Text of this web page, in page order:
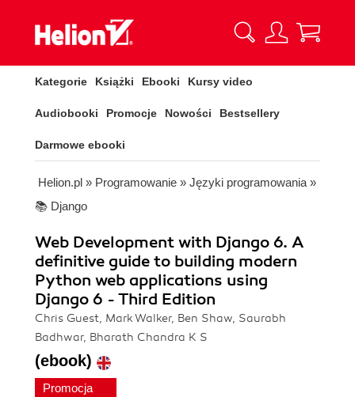
Kategorie Książki Ebooki Kursy video
Audiobooki Promocje Nowości Bestsellery
Darmowe ebooki
Helion.pl » Programowanie » Języki programowania »
📚 Django
Web Development with Django 6. A
definitive guide to building modern
Python web applications using
Django 6 - Third Edition
Chris Guest, Mark Walker, Ben Shaw, Saurabh
Badhwar, Bharath Chandra K S
(ebook)
Promocja